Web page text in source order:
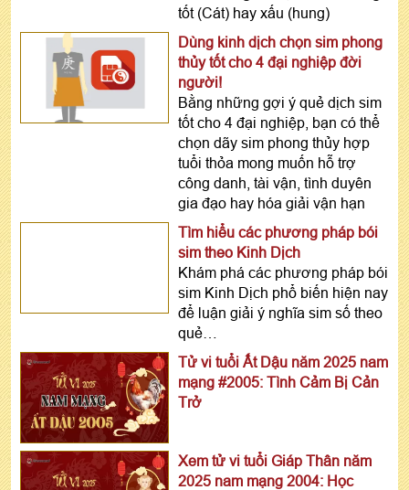
tốt (Cát) hay xấu (hung)
Dùng kinh dịch chọn sim phong
thủy tốt cho 4 đại nghiệp đời
người!
Bằng những gợi ý quẻ dịch sim
tốt cho 4 đại nghiệp, bạn có thể
chọn dãy sim phong thủy hợp
tuổi thỏa mong muốn hỗ trợ
công danh, tài vận, tình duyên
gia đạo hay hóa giải vận hạn
Tìm hiểu các phương pháp bói
sim theo Kinh Dịch
Khám phá các phương pháp bói
sim Kinh Dịch phổ biến hiện nay
để luận giải ý nghĩa sim số theo
quẻ…
Tử vi tuổi Ất Dậu năm 2025 nam
mạng #2005: Tình Cảm Bị Cản
Trở
Xem tử vi tuổi Giáp Thân năm
2025 nam mạng 2004: Học